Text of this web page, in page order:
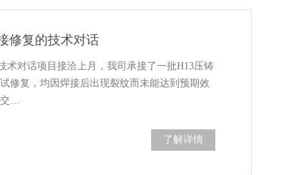
修复的技术对话
术对话项目接洽上月，我司承接了一批H13压铸
修复，均因焊接后出现裂纹而未能达到预期效
交…
了解详情